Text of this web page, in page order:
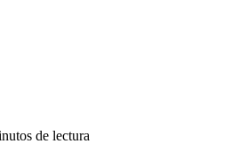
de lectura